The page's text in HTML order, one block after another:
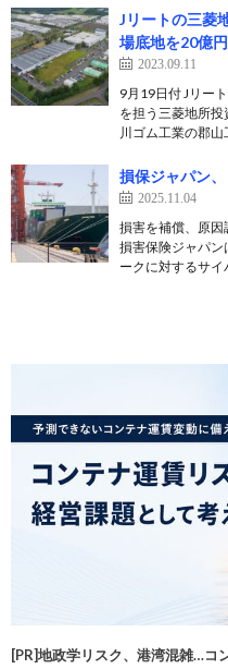
Jリートの三菱
場底地を20億
2023.09.11
9月19日付 Jリー
を担う三菱地所
川ゴム工業の郡
損保ジャパン
2025.11.04
損害を補償、原
損害保険ジャパ
ークに対するサ
[PR]地政学リスク、港湾混雑…コ